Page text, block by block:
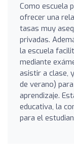
Como escuela
ofrecer una
tasas muy
privadas.
la escuela
mediante
asistir a clase,
de verano)
aprendizaje.
educativa, la
para el